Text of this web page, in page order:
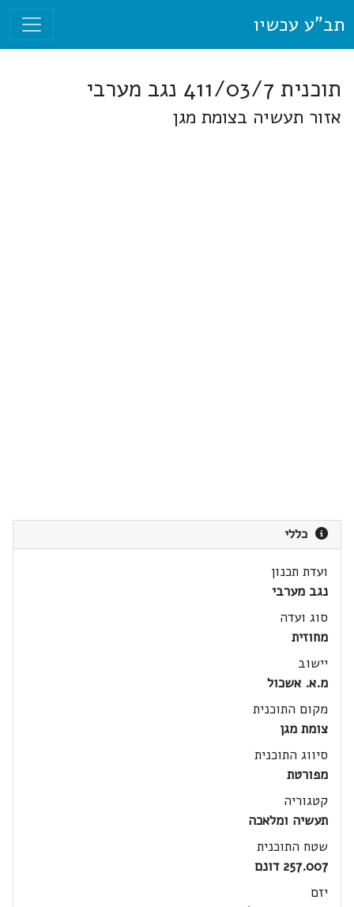
תב"ע עכשיו
תוכנית 411/03/7 נגב מערבי
אזור תעשיה בצומת מגן
כללי
ועדת תכנון
נגב מערבי
סוג ועדה
מחוזית
יישוב
מ.א. אשכול
מקום התוכנית
צומת מגן
סיווג התוכנית
מפורטת
קטגוריה
תעשיה ומלאכה
שטח התוכנית
257.007 דונם
יזם